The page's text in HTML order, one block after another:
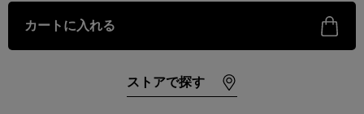
カートに入れる
ストアで探す